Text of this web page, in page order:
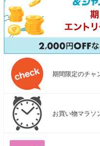
期間限定のチャ
お買い物マラソ